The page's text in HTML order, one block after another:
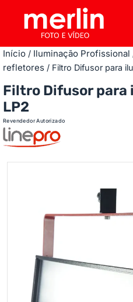
Início / Iluminação Profissional
refletores / Filtro Difusor para
Filtro Difusor para
LP2
Revendedor Autorizado